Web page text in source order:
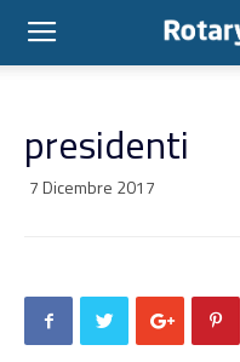
presidenti
7 Dicembre 2017